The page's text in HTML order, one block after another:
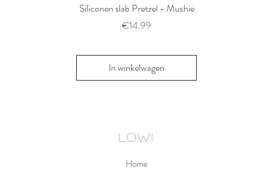
Siliconen slab Pretzel - Mushie
Prijs
€14.99
In winkelwagen
LOWI
Home